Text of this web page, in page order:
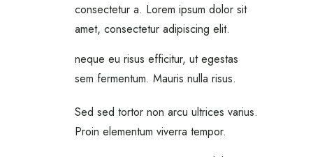
consectetur a. Lorem ipsum dolor sit
amet, consectetur adipiscing elit.
neque eu risus efficitur, ut egestas
sem fermentum. Mauris nulla risus.
Sed sed tortor non arcu ultrices varius.
Proin elementum viverra tempor.